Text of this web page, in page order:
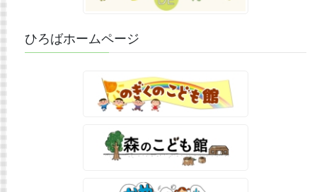
ひろばホームページ